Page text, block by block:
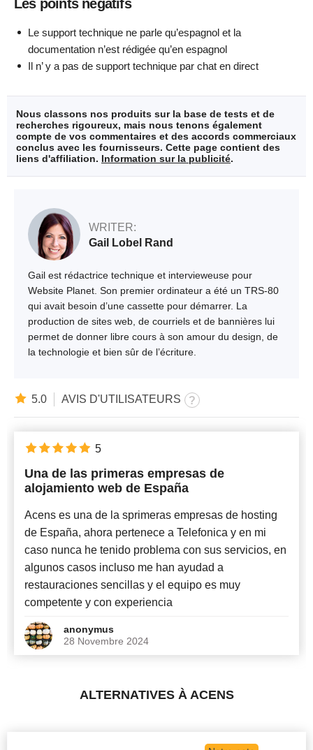
Les points négatifs
Le support technique ne parle qu’espagnol et la
documentation n’est rédigée qu’en espagnol
Il n’ y a pas de support technique par chat en direct
Nous classons nos produits sur la base de tests et de
recherches rigoureux, mais nous tenons également
compte de vos commentaires et des accords commerciaux
conclus avec les fournisseurs. Cette page contient des
liens d'affiliation. Information sur la publicité.
WRITER:
Gail Lobel Rand
Gail est rédactrice technique et intervieweuse pour
Website Planet. Son premier ordinateur a été un TRS-80
qui avait besoin d’une cassette pour démarrer. La
production de sites web, de courriels et de bannières lui
permet de donner libre cours à son amour du design, de
la technologie et bien sûr de l’écriture.
5.0 AVIS D'UTILISATEURS
Una de las primeras empresas de
alojamiento web de España
Acens es una de la sprimeras empresas de hosting
de España, ahora pertenece a Telefonica y en mi
caso nunca he tenido problema con sus servicios, en
algunos casos incluso me han ayudad a
restauraciones sencillas y el equipo es muy
competente y con experiencia
anonymus
28 Novembre 2024
5
ALTERNATIVES À ACENS